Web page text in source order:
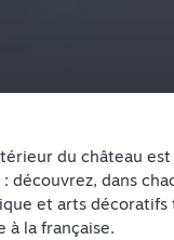
du château
découvrez, dans
et arts décoratifs
à la française.